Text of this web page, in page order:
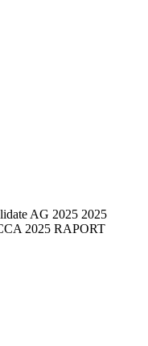
AG 2025 2025
2025 RAPORT